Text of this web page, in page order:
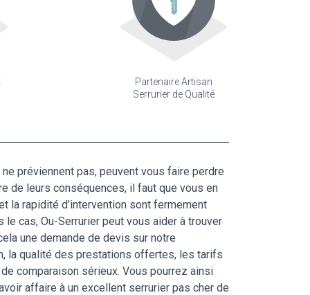
Partenaire Artisan
Serrurier de Qualité
préviennent pas, peuvent vous faire perdre
de leurs conséquences, il faut que vous en
la rapidité d’intervention sont fermement
cas, Ou-Serrurier peut vous aider à trouver
une demande de devis sur notre
la qualité des prestations offertes, les tarifs
comparaison sérieux. Vous pourrez ainsi
affaire à un excellent serrurier pas cher de